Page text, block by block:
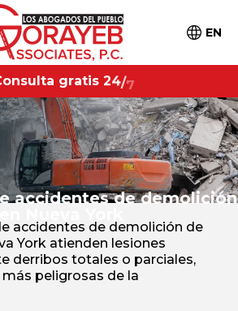
EN
onsulta gratis 24/7
accidentes de demolición
accidentes de demolición de
York atienden lesiones
derribos totales o parciales,
peligrosas de la